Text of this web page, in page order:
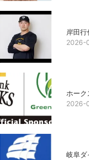
岸田
2026-
ホー
2026-
岐阜ダ